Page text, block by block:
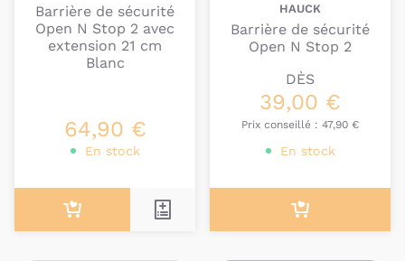
Barrière de sécurité
Open N Stop​ 2 avec
extension 21 cm
Blanc
64,90 €
En stock
HAUCK
Barrière de sécurité
Open N Stop​ 2
DÈS
39,00 €
Prix conseillé : 47,90 €
En stock